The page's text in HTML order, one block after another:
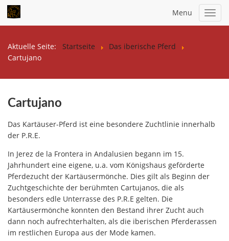
Menu
Aktuelle Seite: Startseite
Das iberische Pferd
Cartujano
Cartujano
Das Kartäuser-Pferd ist eine besondere Zuchtlinie innerhalb
der P.R.E.
In Jerez de la Frontera in Andalusien begann im 15.
Jahrhundert eine eigene, u.a. vom Königshaus geförderte
Pferdezucht der Kartäusermönche. Dies gilt als Beginn der
Zuchtgeschichte der berühmten Cartujanos, die als
besonders edle Unterrasse des P.R.E gelten. Die
Kartäusermönche konnten den Bestand ihrer Zucht auch
dann noch aufrechterhalten, als die iberischen Pferderassen
im restlichen Europa aus der Mode kamen.